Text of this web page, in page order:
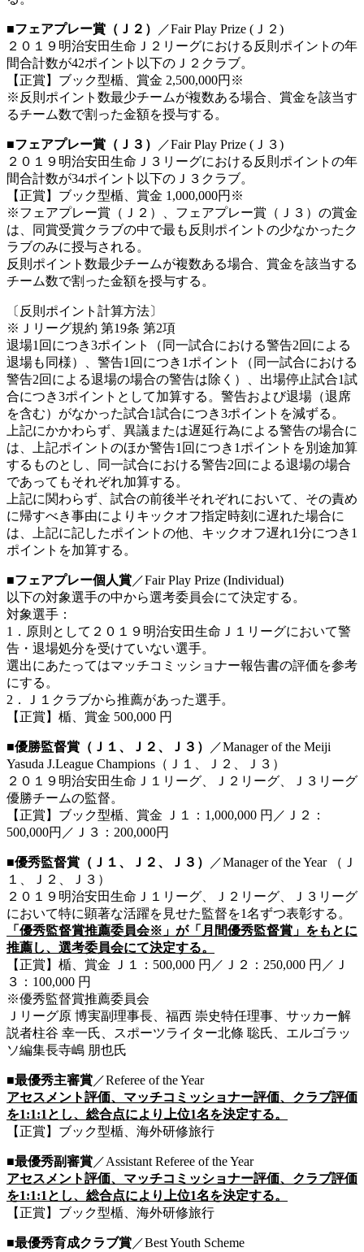
■フェアプレー賞（Ｊ２）
／Fair Play Prize (Ｊ２)
２０１９明治安田生命Ｊ２リーグにおける反則ポイントの年
間合計数が42ポイント以下のＪ２クラブ。
【正賞】ブック型楯、賞金 2,500,000円※
※反則ポイント数最少チームが複数ある場合、賞金を該当す
るチーム数で割った金額を授与する。
■フェアプレー賞（Ｊ３）
／Fair Play Prize (Ｊ３)
２０１９明治安田生命Ｊ３リーグにおける反則ポイントの年
間合計数が34ポイント以下のＪ３クラブ。
【正賞】ブック型楯、賞金 1,000,000円※
※フェアプレー賞（Ｊ２）、フェアプレー賞（Ｊ３）の賞金
は、同賞受賞クラブの中で最も反則ポイントの少なかったク
ラブのみに授与される。
反則ポイント数最少チームが複数ある場合、賞金を該当する
チーム数で割った金額を授与する。
〔反則ポイント計算方法〕
※Ｊリーグ規約 第19条 第2項
退場1回につき3ポイント（同一試合における警告2回による
退場も同様）、警告1回につき1ポイント（同一試合における
警告2回による退場の場合の警告は除く）、出場停止試合1試
合につき3ポイントとして加算する。警告および退場（退席
を含む）がなかった試合1試合につき3ポイントを減ずる。
上記にかかわらず、異議または遅延行為による警告の場合に
は、上記ポイントのほか警告1回につき1ポイントを別途加算
するものとし、同一試合における警告2回による退場の場合
であってもそれぞれ加算する。
上記に関わらず、試合の前後半それぞれにおいて、その責め
に帰すべき事由によりキックオフ指定時刻に遅れた場合に
は、上記に記したポイントの他、キックオフ遅れ1分につき1
ポイントを加算する。
■フェアプレー個人賞／Fair Play Prize (Individual)
以下の対象選手の中から選考委員会にて決定する。
対象選手：
1．原則として２０１９明治安田生命Ｊ１リーグにおいて警
告・退場処分を受けていない選手。
選出にあたってはマッチコミッショナー報告書の評価を参考
にする。
2．Ｊ１クラブから推薦があった選手。
【正賞】楯、賞金 500,000 円
■優勝監督賞（Ｊ１、Ｊ２、Ｊ３）
／Manager of the Meiji
Yasuda J.League Champions（Ｊ１、Ｊ２、Ｊ３）
２０１９明治安田生命Ｊ１リーグ、Ｊ２リーグ、Ｊ３リーグ
優勝チームの監督。
【正賞】ブック型楯、賞金 Ｊ１：1,000,000 円／Ｊ２：
500,000円／Ｊ３：200,000円
■優秀監督賞（Ｊ１、Ｊ２、Ｊ３）
／Manager of the Year （Ｊ
１、Ｊ２、Ｊ３）
２０１９明治安田生命Ｊ１リーグ、Ｊ２リーグ、Ｊ３リーグ
において特に顕著な活躍を見せた監督を1名ずつ表彰する。
「優秀監督賞推薦委員会※」が「月間優秀監督賞」をもとに
推薦し、選考委員会にて決定する。
【正賞】楯、賞金 Ｊ１：500,000 円／Ｊ２：250,000 円／Ｊ
３：100,000 円
※優秀監督賞推薦委員会
Ｊリーグ原 博実副理事長、福西 崇史特任理事、サッカー解
説者柱谷 幸一氏、スポーツライター北條 聡氏、エルゴラッ
ソ編集長寺嶋 朋也氏
■最優秀主審賞／Referee of the Year
アセスメント評価、マッチコミッショナー評価、クラブ評価
を1:1:1とし、総合点により上位1名を決定する。
【正賞】ブック型楯、海外研修旅行
■最優秀副審賞／Assistant Referee of the Year
アセスメント評価、マッチコミッショナー評価、クラブ評価
を1:1:1とし、総合点により上位1名を決定する。
【正賞】ブック型楯、海外研修旅行
■最優秀育成クラブ賞／Best Youth Scheme